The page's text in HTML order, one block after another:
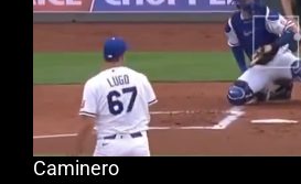
Caminero